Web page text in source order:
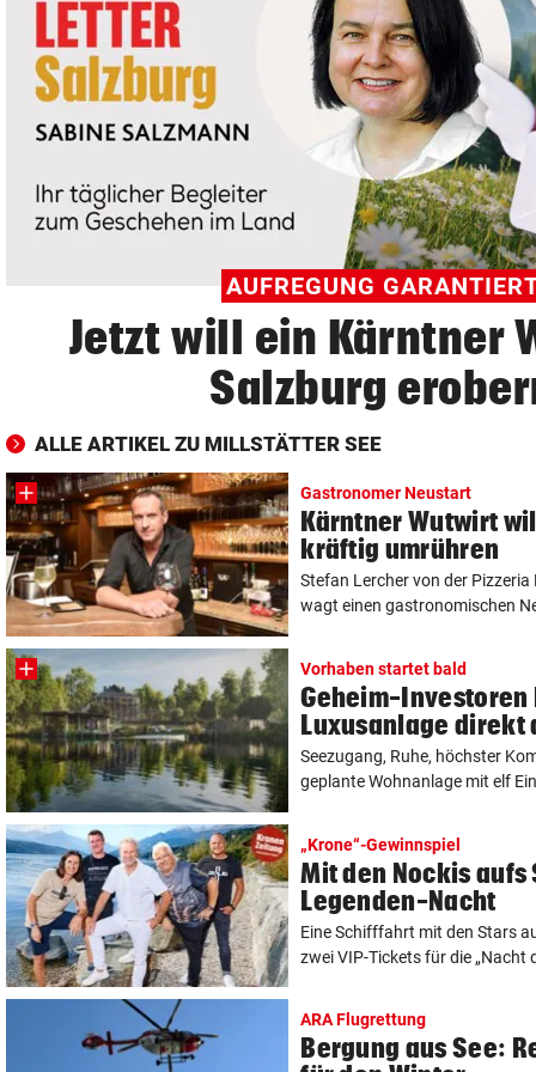
© Krone Multimedia GmbH & Co KG 2026
Muthgasse 2, 1190 Wien
AUFREGUNG
Jetzt will ein Kärntner
Salzburg
ALLE ARTIKEL ZU MILLSTÄTTER SEE
Gastronomer Neustart
Kärntner Wutwirt
kräftig umrühren
Stefan Lercher von der
wagt einen gastronomischen
Vorhaben startet bald
Geheim-Investoren
Luxusanlage direkt
Seezugang, Ruhe, höchster
geplante Wohnanlage mit elf
„Krone“-Gewinnspiel
Mit den Nockis aufs
Legenden-Nacht
Eine Schifffahrt mit den Stars
zwei VIP-Tickets für die „Nacht
ARA Flugrettung
Bergung aus See: